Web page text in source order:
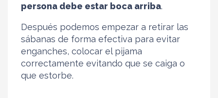
persona debe estar boca arriba.
Después podemos empezar a retirar las
sábanas de forma efectiva para evitar
enganches, colocar el pijama
correctamente evitando que se caiga o
que estorbe.